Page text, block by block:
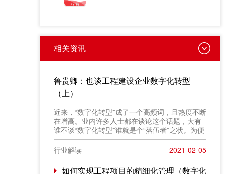
相关资讯
鲁贵卿：也谈工程建设企业数字化转型
（上）
近来，“数字化转型”成了一个高频词，且热度不断
在增高。业内许多人士都在谈论这个话题，大有
谁不谈“数字化转型”谁就是个“落伍者”之状。为便
于在相同语境下讨论问题，今天我也凑个热闹，
以“数字化转型”为题，谈一点粗浅认识，就教于同
行。
行业解读 2021-02-05
如何实现工程项目的精细化管理（数字化